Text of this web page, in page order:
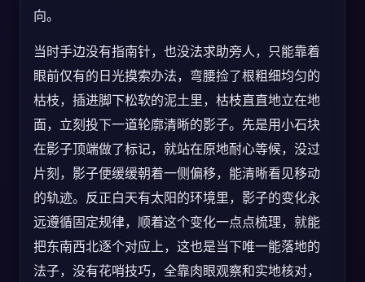
向。
当时手边没有指南针，也没法求助旁人，只能靠着
眼前仅有的日光摸索办法，弯腰捡了根粗细均匀的
枯枝，插进脚下松软的泥土里，枯枝直直地立在地
面，立刻投下一道轮廓清晰的影子。先是用小石块
在影子顶端做了标记，就站在原地耐心等候，没过
片刻，影子便缓缓朝着一侧偏移，能清晰看见移动
的轨迹。反正白天有太阳的环境里，影子的变化永
远遵循固定规律，顺着这个变化一点点梳理，就能
把东南西北逐个对应上，这也是当下唯一能落地的
法子，没有花哨技巧，全靠肉眼观察和实地核对，